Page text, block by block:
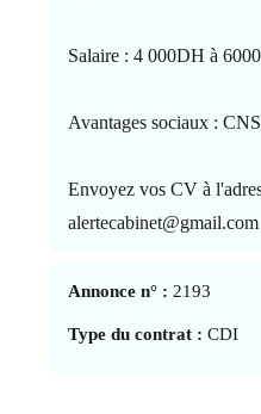
Salaire : 4 000DH à
Avantages sociaux :
Envoyez vos CV à
alertecabinet@gmail.com
Annonce n° : 2193
Type du contrat : CDI